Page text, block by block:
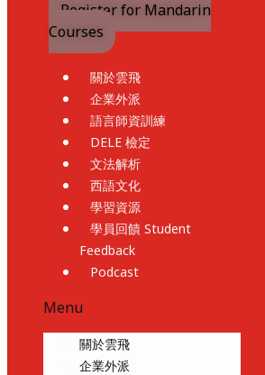
Register for Mandarin
Courses
關於雲飛
企業外派
語言師資訓練
DELE 檢定
文法解析
西語文化
學習資源
學員回饋 Student
Feedback
Podcast
Menu
關於雲飛
企業外派